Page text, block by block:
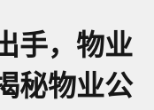
手，物业
秘物业公